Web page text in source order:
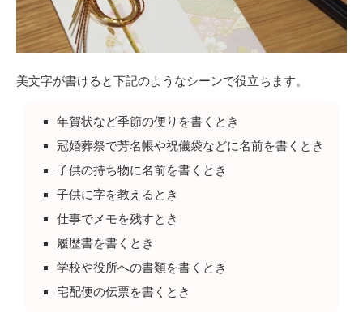
美文字が書けると下記のようなシーンで役立ちます。
年賀状など季節の便りを書くとき
冠婚葬祭で芳名帳や祝儀袋などに名前を書くとき
子供の持ち物に名前を書くとき
子供に字を教えるとき
仕事でメモを残すとき
履歴書を書くとき
学校や役所への書類を書くとき
宅配便の伝票を書くとき